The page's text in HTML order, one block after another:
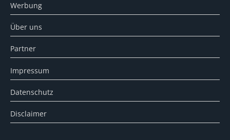
Werbung
Über uns
Partner
Impressum
Datenschutz
Disclaimer